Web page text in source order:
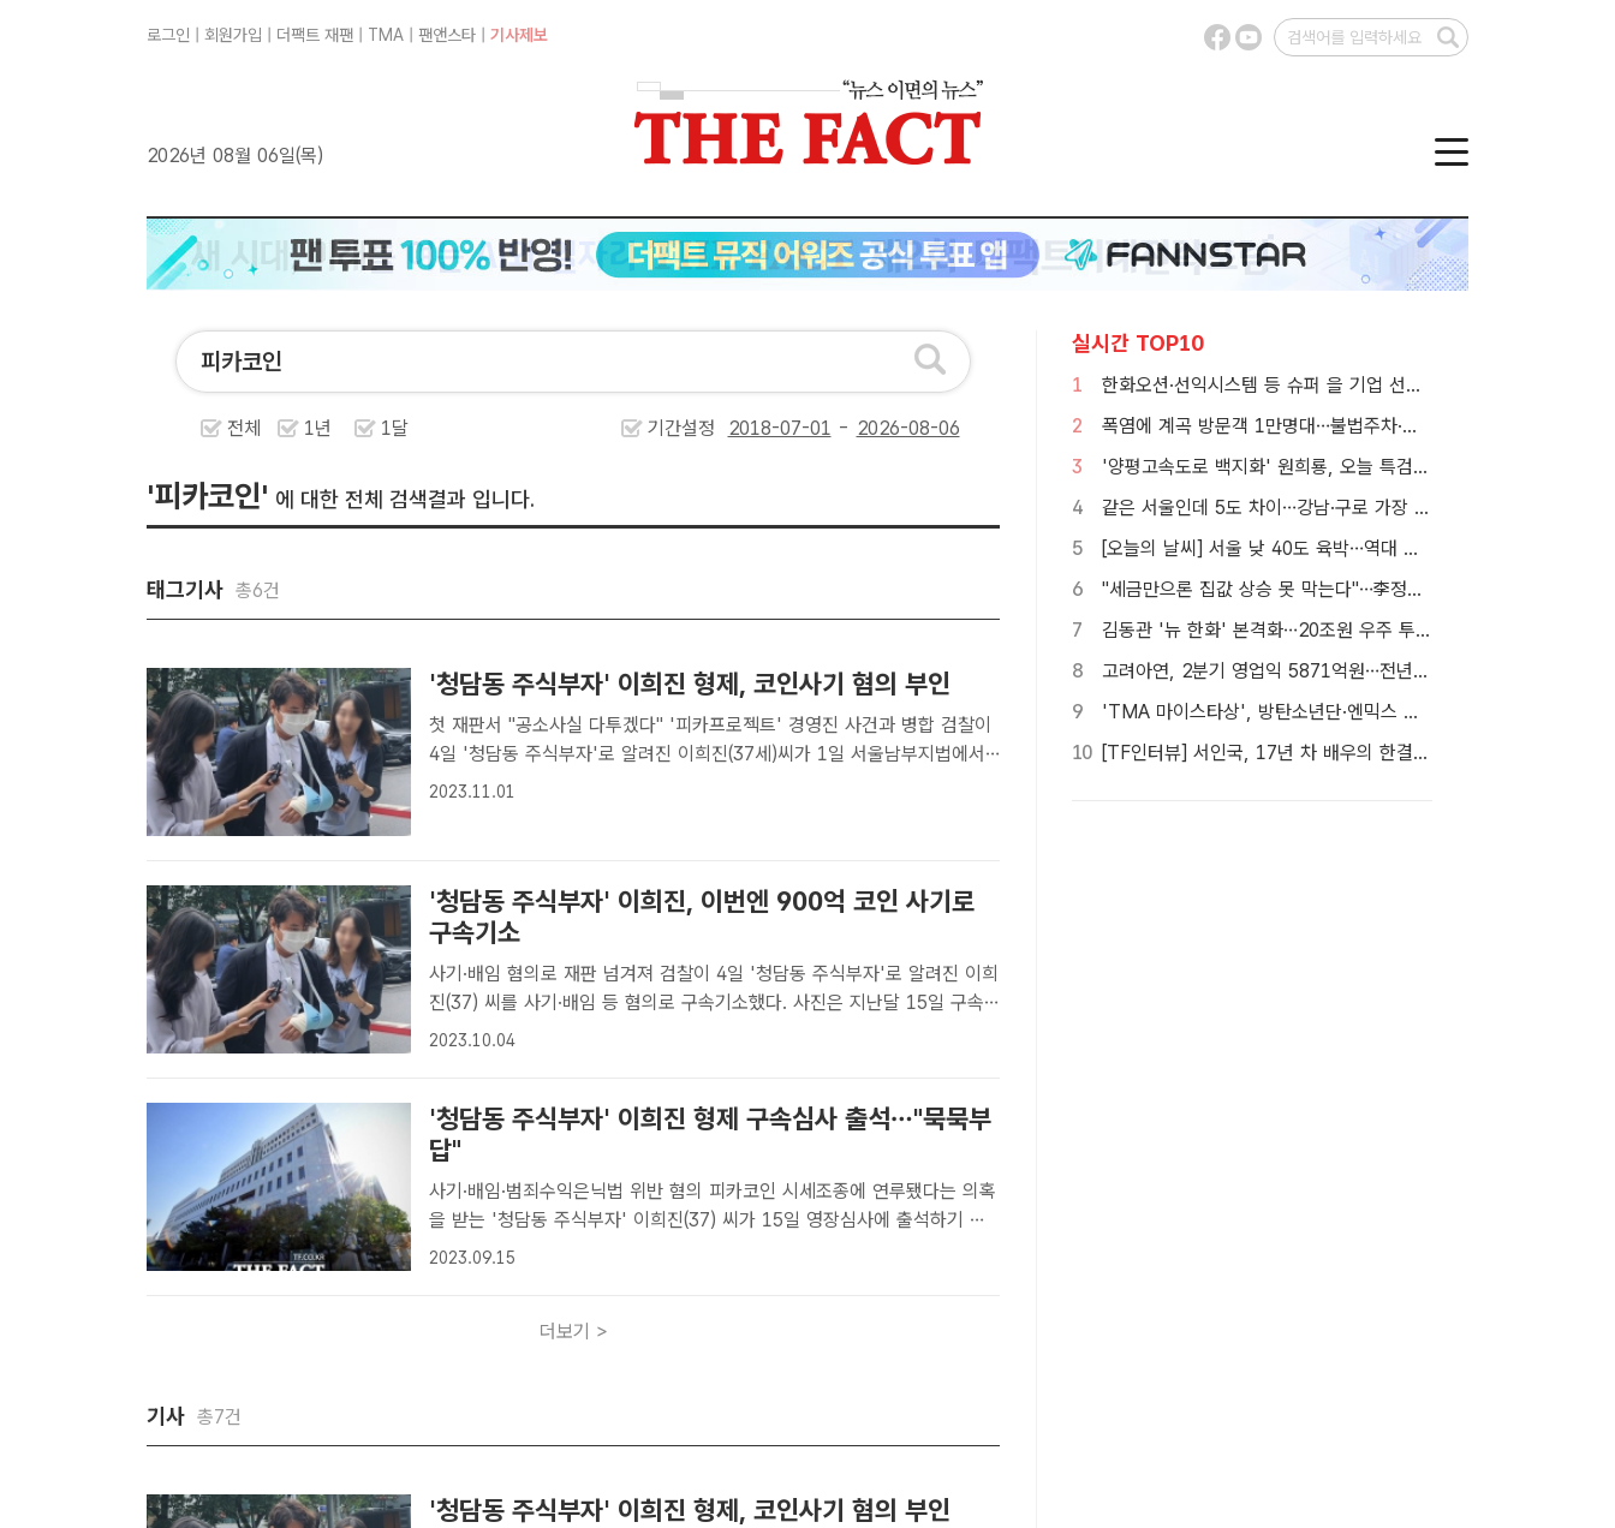
로그인 회원가입 더팩트 재팬 TMA 팬앤스타 기사제보
2026년 08월 06일(목)
전체 1년 1달 기간설정 -
'피카코인' 에 대한 전체 검색결과 입니다.
태그기사 총6건
'청담동 주식부자' 이희진 형제, 코인사기 혐의 부인
첫 재판서 "공소사실 다투겠다" '피카프로젝트' 경영진 사건과 병합 검찰이
4일 '청담동 주식부자'로 알려진 이희진(37세)씨가 1일 서울남부지법에서
열린 사기·배임 등 혐의 등의 재판에서 혐의를 부인했다. /황지향 기자[더팩
2023.11.01
'청담동 주식부자' 이희진, 이번엔 900억 코인 사기로
구속기소
사기·배임 혐의로 재판 넘겨져 검찰이 4일 '청담동 주식부자'로 알려진 이희
진(37) 씨를 사기·배임 등 혐의로 구속기소했다. 사진은 지난달 15일 구속
전 피의자심문을 위해 서울남부지법에 출석하는 이씨 모습. /황지향 기자[더
2023.10.04
'청담동 주식부자' 이희진 형제 구속심사 출석…"묵묵부
답"
사기·배임·범죄수익은닉법 위반 혐의 피카코인 시세조종에 연루됐다는 의혹
을 받는 '청담동 주식부자' 이희진(37) 씨가 15일 영장심사에 출석하기 위
해 서울남부지법에 도착했다. 사진은 서울남부지법. /더팩트DB[더팩트ㅣ조
2023.09.15
더보기 >
기사 총7건
'청담동 주식부자' 이희진 형제, 코인사기 혐의 부인
실시간 TOP10
1
한화오션·선익시스템 등 슈퍼 을 기업 선정…200억원 규모 7년 이상 지원
2
폭염에 계곡 방문객 1만명대…불법주차·쓰레기는 골치
3
'양평고속도로 백지화' 원희룡, 오늘 특검 2차 피의자 조사
4
같은 서울인데 5도 차이…강남·구로 가장 덥고 서대문 낮다
5
[오늘의 날씨] 서울 낮 40도 육박…역대 최고 39.6도 위협
6
"세금만으론 집값 상승 못 막는다"…李정부, 공급 물량 확보 총력
7
김동관 '뉴 한화' 본격화…20조원 우주 투자 속도
8
고려아연, 2분기 영업익 5871억원…전년비 126.8%↑
9
'TMA 마이스타상', 방탄소년단·엔믹스 최다 멤버 결선 진출…첫 수상은?
10
[TF인터뷰] 서인국, 17년 차 배우의 한결 같은 기준 '성장'